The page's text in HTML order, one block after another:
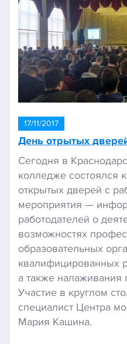
17/11/2017
День отрытых
Сегодня в
колледже состоялся
открытых дверей с
мероприятия —
работодателей о
возможностях
образовательных
квалифицированных
а также налаживания
Участие в круглом
специалист Центра
Мария Кашина.